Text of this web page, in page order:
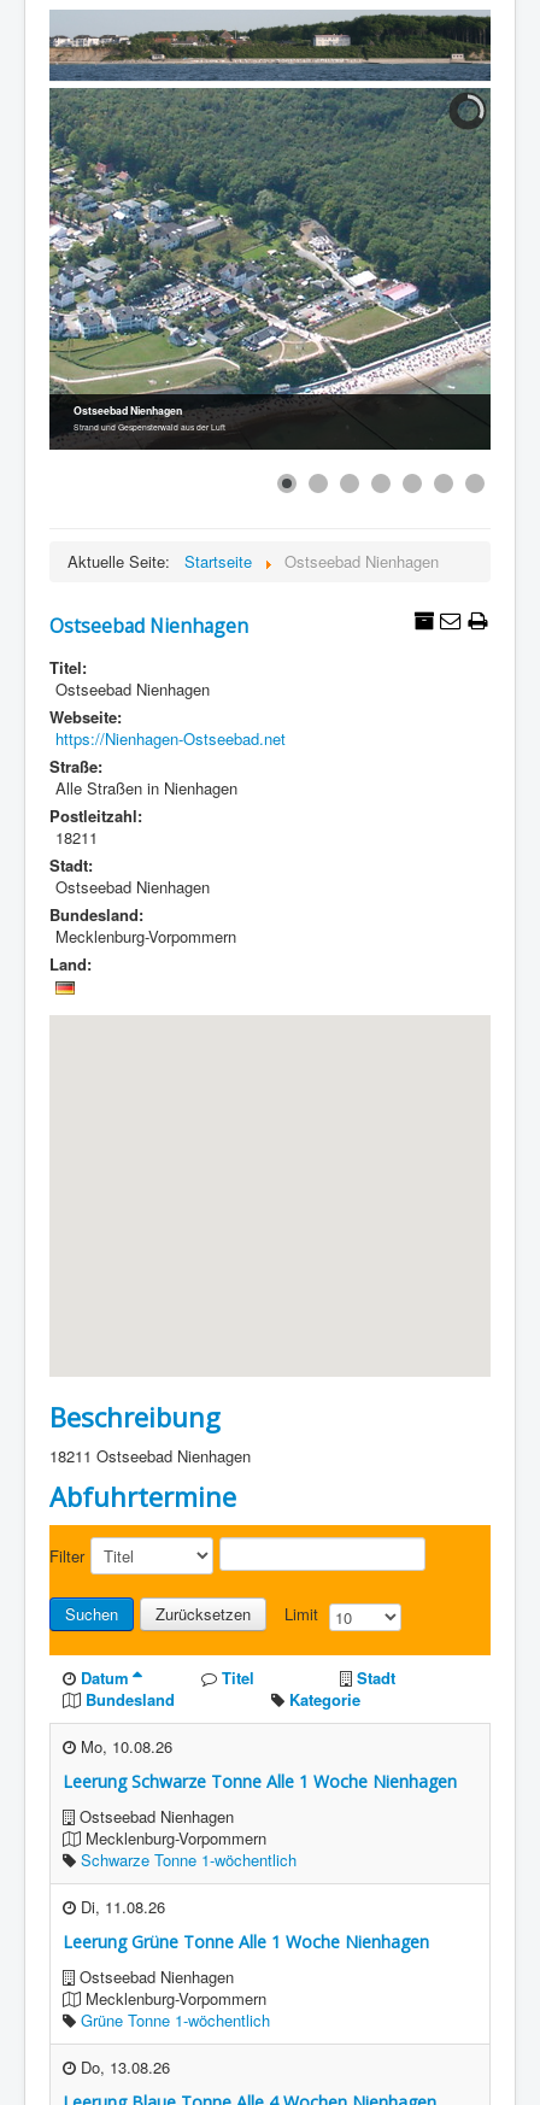
Ostseebad Nienhagen
Strand und Gespensterwald aus der Luft
Aktuelle Seite: Startseite Ostseebad Nienhagen
Ostseebad Nienhagen
Titel:
Ostseebad Nienhagen
Webseite:
https://Nienhagen-Ostseebad.net
Straße:
Alle Straßen in Nienhagen
Postleitzahl:
18211
Stadt:
Ostseebad Nienhagen
Bundesland:
Mecklenburg-Vorpommern
Land:
Beschreibung
18211 Ostseebad Nienhagen
Abfuhrtermine
Filter
Suchen Zurücksetzen Limit
Datum Titel
Stadt
Bundesland
Kategorie
Mo, 10.08.26
Leerung Schwarze Tonne Alle 1 Woche Nienhagen
Ostseebad Nienhagen
Mecklenburg-Vorpommern
Schwarze Tonne 1-wöchentlich
Di, 11.08.26
Leerung Grüne Tonne Alle 1 Woche Nienhagen
Ostseebad Nienhagen
Mecklenburg-Vorpommern
Grüne Tonne 1-wöchentlich
Do, 13.08.26